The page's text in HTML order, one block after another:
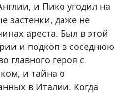
и Пико угодил на
застенки, даже не
ареста. Был в этой
и подкоп в соседнюю
главного героя с
и тайна о
в Италии. Когда